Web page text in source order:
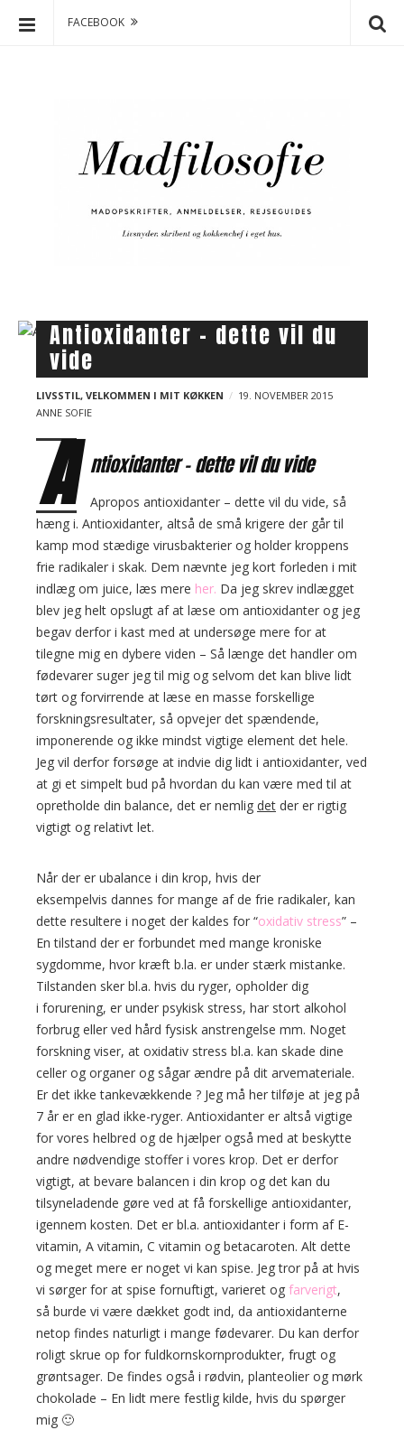
FACEBOOK
Antioxidanter – dette vil du
vide
LIVSSTIL, VELKOMMEN I MIT KØKKEN
19. NOVEMBER 2015
ANNE SOFIE
A ntioxidanter – dette vil du vide
Apropos antioxidanter – dette vil du vide, så
hæng i. Antioxidanter, altså de små krigere der går til
kamp mod stædige virusbakterier og holder kroppens
frie radikaler i skak. Dem nævnte jeg kort forleden i mit
indlæg om juice, læs mere her. Da jeg skrev indlægget
blev jeg helt opslugt af at læse om antioxidanter og jeg
begav derfor i kast med at undersøge mere for at
tilegne mig en dybere viden – Så længe det handler om
fødevarer suger jeg til mig og selvom det kan blive lidt
tørt og forvirrende at læse en masse forskellige
forskningsresultater, så opvejer det spændende,
imponerende og ikke mindst vigtige element det hele.
Jeg vil derfor forsøge at indvie dig lidt i antioxidanter, ved
at gi et simpelt bud på hvordan du kan være med til at
opretholde din balance, det er nemlig det der er rigtig
vigtigt og relativt let.
Når der er ubalance i din krop, hvis der
eksempelvis dannes for mange af de frie radikaler, kan
dette resultere i noget der kaldes for “oxidativ stress” –
En tilstand der er forbundet med mange kroniske
sygdomme, hvor kræft b.la. er under stærk mistanke.
Tilstanden sker bl.a. hvis du ryger, opholder dig
i forurening, er under psykisk stress, har stort alkohol
forbrug eller ved hård fysisk anstrengelse mm. Noget
forskning viser, at oxidativ stress bl.a. kan skade dine
celler og organer og sågar ændre på dit arvemateriale.
Er det ikke tankevækkende ? Jeg må her tilføje at jeg på
7 år er en glad ikke-ryger. Antioxidanter er altså vigtige
for vores helbred og de hjælper også med at beskytte
andre nødvendige stoffer i vores krop. Det er derfor
vigtigt, at bevare balancen i din krop og det kan du
tilsyneladende gøre ved at få forskellige antioxidanter,
igennem kosten. Det er bl.a. antioxidanter i form af E-
vitamin, A vitamin, C vitamin og betacaroten. Alt dette
og meget mere er noget vi kan spise. Jeg tror på at hvis
vi sørger for at spise fornuftigt, varieret og farverigt,
så burde vi være dækket godt ind, da antioxidanterne
netop findes naturligt i mange fødevarer. Du kan derfor
roligt skrue op for fuldkornskornprodukter, frugt og
grøntsager. De findes også i rødvin, planteolier og mørk
chokolade – En lidt mere festlig kilde, hvis du spørger
mig 🙂